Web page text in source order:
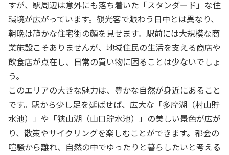
すが、駅周辺は意外にも落ち着いた「スタンダード」な住
環境が広がっています。観光客で賑わう日中とは異なり、
朝晩は静かな住宅街の顔を見せます。駅前には大規模な商
業施設こそありませんが、地域住民の生活を支える商店や
飲食店が点在し、日常の買い物に困ることは少ないでしょ
う。
このエリアの大きな魅力は、豊かな自然が身近にあること
です。駅から少し足を延ばせば、広大な「多摩湖（村山貯
水池）」や「狭山湖（山口貯水池）」の美しい景色が広が
り、散策やサイクリングを楽しむことができます。都会の
喧騒から離れ、自然の中でゆったりと暮らしたいと考える